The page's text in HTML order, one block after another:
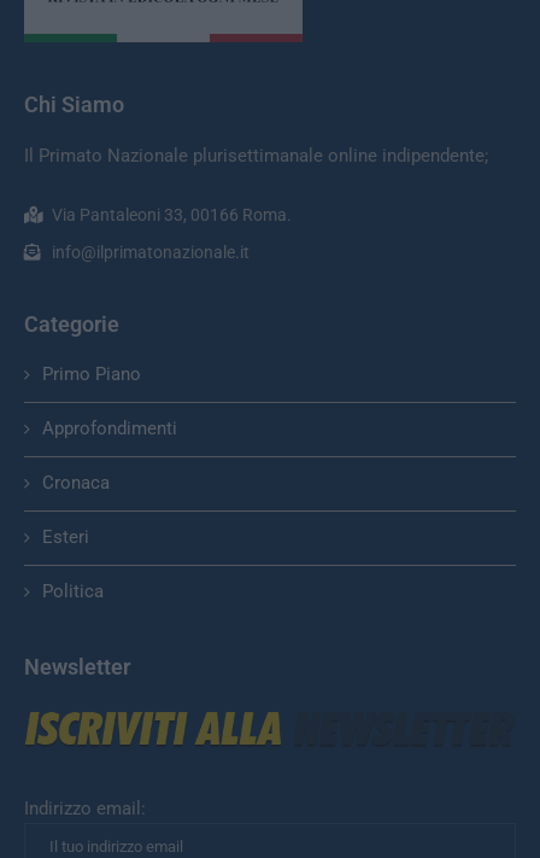
Chi Siamo
Il Primato Nazionale plurisettimanale online indipendente;
Via Pantaleoni 33, 00166 Roma.
info@ilprimatonazionale.it
Categorie
Primo Piano
Approfondimenti
Cronaca
Esteri
Politica
Newsletter
Indirizzo email: